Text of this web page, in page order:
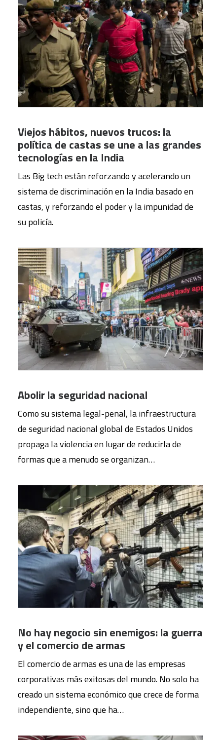
Viejos hábitos, nuevos trucos: la
política de castas se une a las grandes
tecnologías en la India
Las Big tech están reforzando y acelerando un
sistema de discriminación en la India basado en
castas, y reforzando el poder y la impunidad de
su policía.
Abolir la seguridad nacional
Como su sistema legal-penal, la infraestructura
de seguridad nacional global de Estados Unidos
propaga la violencia en lugar de reducirla de
formas que a menudo se organizan…
No hay negocio sin enemigos: la guerra
y el comercio de armas
El comercio de armas es una de las empresas
corporativas más exitosas del mundo. No solo ha
creado un sistema económico que crece de forma
independiente, sino que ha…